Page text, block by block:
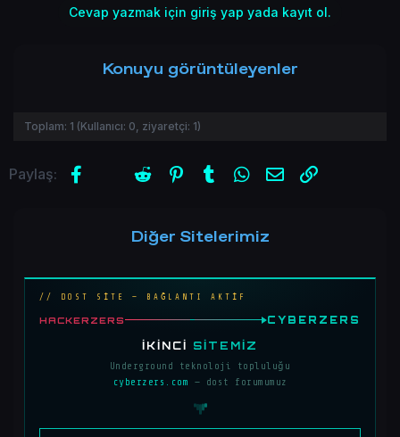
Cevap yazmak için giriş yap yada kayıt ol.
Konuyu görüntüleyenler
Toplam: 1 (Kullanıcı: 0, ziyaretçi: 1)
Paylaş: FacebookX (Twitter)
Reddit PinterestTumblr WhatsApp
E-posta
Diğer Sitelerimiz
// DOST SİTE — BAĞLANTI AKTİF
HACKERZERS CYBERZERS
İKINCI SITEMIZ
Underground teknoloji topluluğu
cyberzers.com — dost forumumuz